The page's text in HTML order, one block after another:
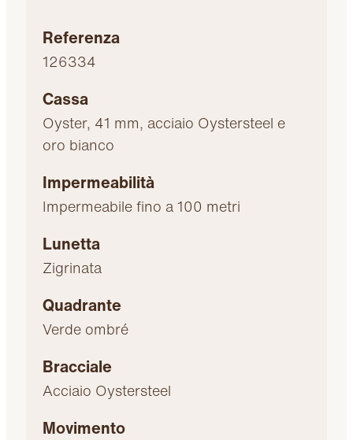
Referenza
126334
Cassa
Oyster, 41 mm, acciaio Oystersteel e
oro bianco
Impermeabilità
Impermeabile fino a 100 metri
Lunetta
Zigrinata
Quadrante
Verde ombré
Bracciale
Acciaio Oystersteel
Movimento